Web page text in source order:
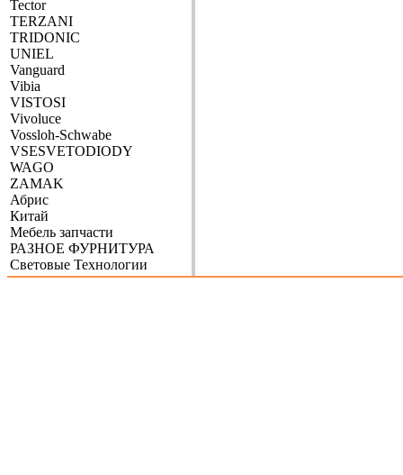
Tector
TERZANI
TRIDONIC
UNIEL
Vanguard
Vibia
VISTOSI
Vivoluce
Vossloh-Schwabe
VSESVETODIODY
WAGO
ZAMAK
Абрис
Китай
Мебель запчасти
РАЗНОЕ ФУРНИТУРА
Световые Технологии